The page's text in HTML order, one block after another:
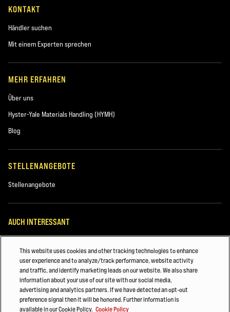
KONTAKT
Händler suchen
Mit einem Experten sprechen
MEHR ERFAHREN
Über uns
Hyster-Yale Materials Handling (HYMH)
Blog
STELLENANGEBOTE
Stellenangebote
AUCH INTERESSANT
September 2020
Diese Trends sollten Sie kennen
©2026 Hyster-Yale Materials Handling, Inc. Alle Rechte vorbehalten.
This website uses cookies and other tracking technologies to enhance
user experience and to analyze/track performance, website activity
and traffic, and identify marketing leads on our website. We also share
information about your use of our site with our social media,
advertising and analytics partners. If we have detected an opt-out
preference signal then it will be honored. Further information is
available in our Cookie Policy. Cookie Policy